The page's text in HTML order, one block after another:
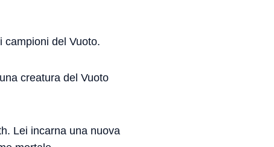
campioni del Vuoto.
creatura del Vuoto
Lei incarna una nuova